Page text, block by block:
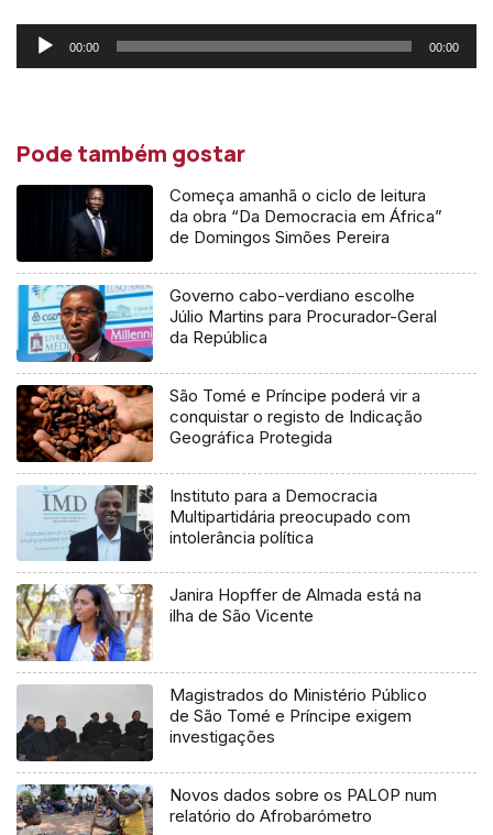
Reprodutor
de
00:00 00:00
Pode também gostar
Começa amanhã o ciclo de leitura
da obra “Da Democracia em África”
de Domingos Simões Pereira
Governo cabo-verdiano escolhe
Júlio Martins para Procurador-Geral
da República
São Tomé e Príncipe poderá vir a
conquistar o registo de Indicação
Geográfica Protegida
Instituto para a Democracia
Multipartidária preocupado com
intolerância política
Janira Hopffer de Almada está na
ilha de São Vicente
Magistrados do Ministério Público
de São Tomé e Príncipe exigem
investigações
Novos dados sobre os PALOP num
relatório do Afrobarómetro